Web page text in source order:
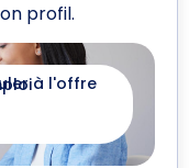
profil.
d'emploi